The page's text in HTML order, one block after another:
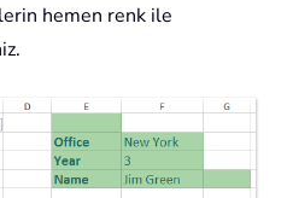
hemen renk ile